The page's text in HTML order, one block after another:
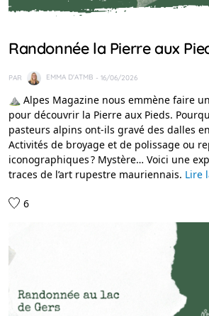
Randonnée la Pierre aux
PAR EMMA D'ATMB - 16/06/2026
⛰️ Alpes Magazine nous emmène faire
pour découvrir la Pierre aux Pieds.
pasteurs alpins ont-ils gravé des dalles
Activités de broyage et de polissage ou
iconographiques ? Mystère… Voici une
traces de l’art rupestre mauriennais. Lire
6